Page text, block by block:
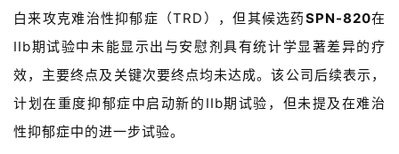
l
l
E
g
白来攻克难治性抑郁症（TRD ），但其候选药SPN-820在
IIb期试验中未能显示出与安慰剂具有统计学显著差异的疗
效， 主要终点及关键次要终点均未达成。该公司后续表示，
计划在重度抑郁症中启动新的 IIb期试验，但未提及在难治
性抑郁症中的进一步试验。